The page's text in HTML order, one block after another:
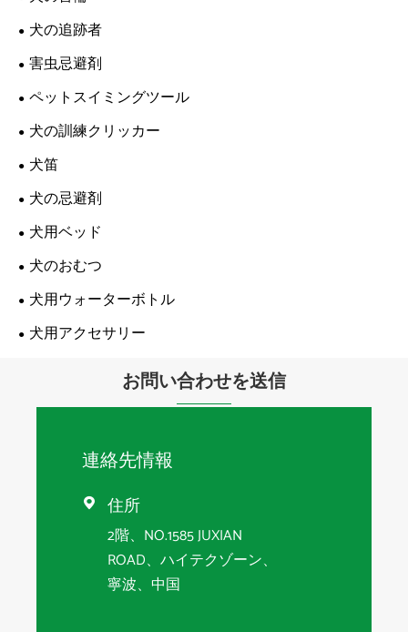
犬の追跡者
害虫忌避剤
ペットスイミングツール
犬の訓練クリッカー
犬笛
犬の忌避剤
犬用ベッド
犬のおむつ
犬用ウォーターボトル
犬用アクセサリー
お問い合わせを送信
連絡先情報
 住所
2階、NO.1585 JUXIAN
ROAD、ハイテクゾーン、
寧波、中国